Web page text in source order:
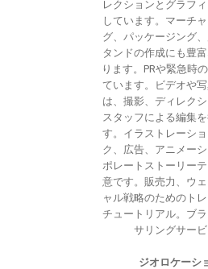
レクションとグラフ
しています。マーチ
グ、パッケージング
タンドの作成にも豊
ります。PRや緊急時
ています。ビデオや
は、撮影、ディレク
スタッフによる編集
す。イラストレーシ
ク、広告、アニメー
ポレートストーリー
意です。販売力、ウ
ャル戦略のためのト
チュートリアル。ブ
サリングサービ
ジオロケーシ